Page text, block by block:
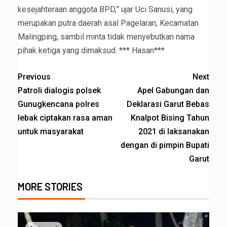
kesejahteraan anggota BPD,” ujar Uci Sanusi, yang
merupakan putra daerah asal Pagelaran, Kecamatan
Malingping, sambil minta tidak menyebutkan nama
pihak ketiga yang dimaksud. *** Hasan***
Previous
Patroli dialogis polsek
Gunugkencana polres
lebak ciptakan rasa aman
untuk masyarakat
Next
Apel Gabungan dan
Deklarasi Garut Bebas
Knalpot Bising Tahun
2021 di laksanakan
dengan di pimpin Bupati
Garut
MORE STORIES